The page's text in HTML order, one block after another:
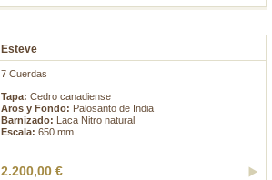
Esteve
7 Cuerdas
Tapa: Cedro canadiense
Aros y Fondo: Palosanto de India
Barnizado:
Laca Nitro natural
Escala: 650 mm
2.200,00 €